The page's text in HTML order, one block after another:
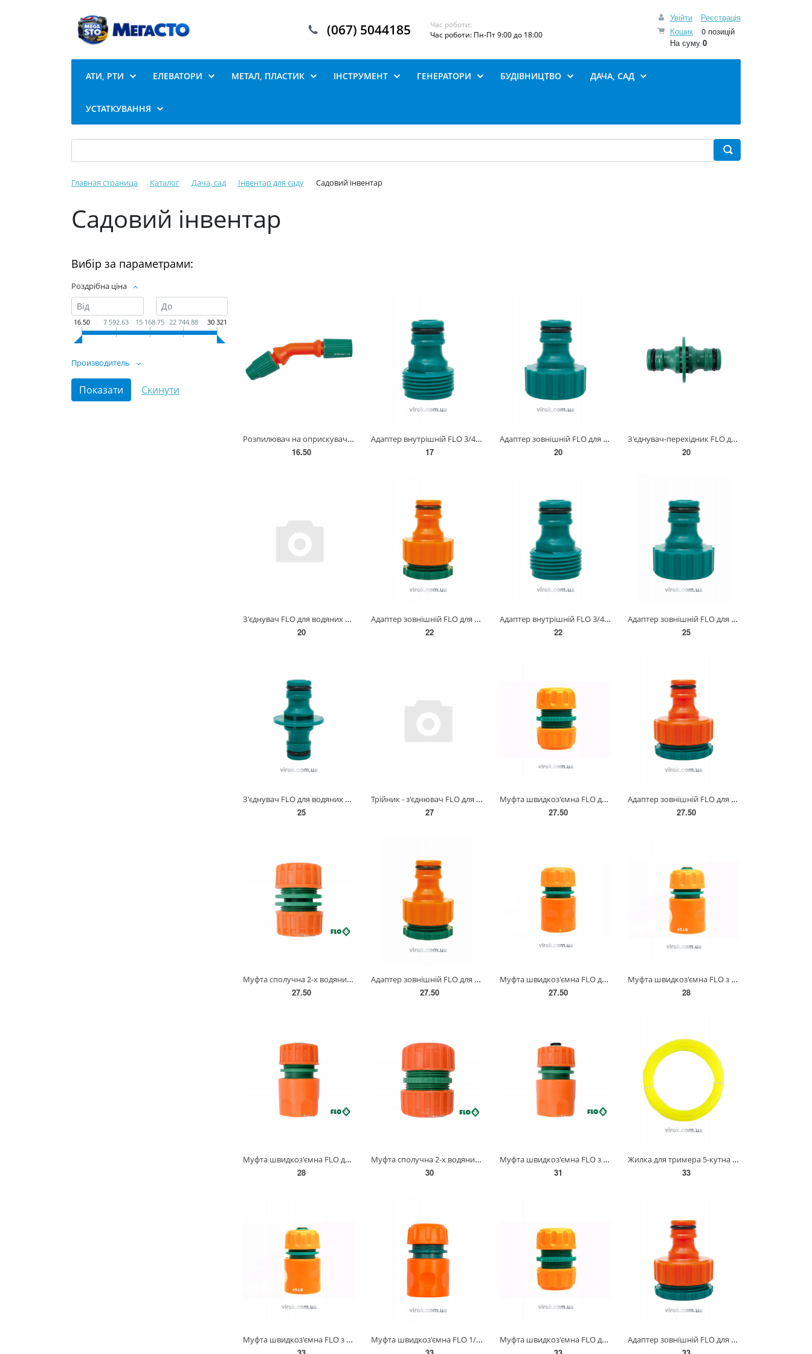
Увійти
Реєстрація
Кошик
0 позицій
На суму 0
(067) 5044185
Час роботи:
Час роботи: Пн-Пт 9:00 до 18:00
АТИ, РТИ ЕЛЕВАТОРИ МЕТАЛ, ПЛАСТИК ІНСТРУМЕНТ ГЕНЕРАТОРИ БУДІВНИЦТВО ДАЧА, САД
УСТАТКУВАННЯ
Главная страница Каталог Дача, сад Інвентар для саду Садовий інвентар
Садовий інвентар
Вибір за параметрами:
Роздрібна ціна
16.50 7 592.63 15 168.75 22 744.88 30 321
Производитель
Розпилювач на оприскувачі FLO 89515, 89518, 89520 [300] 89537
16.50
Адаптер внутрішній FLO 3/4" /ABS/ [250] 89239
17
Адаптер зовнішній FLO для крана 3/4" /ABS/ [250] 89235
20
З'єднувач-перехідник FLO для водяних шлангів 1/2"- 1/2" [30/240] 89020
20
З'єднувач FLO для водяних шлангів 1/2" [125/500] 89245
20
Адаптер зовнішній FLO для крана 3/4"-1/2" /ABS/ [250] 89241
22
Адаптер внутрішній FLO 3/4" /ABS/ (БЛІСТЕР) [24/288] 89240
22
Адаптер зовнішній FLO для крана 3/4" /ABS/ (БЛІСТЕР) [24/288] 89236
25
З'єднувач FLO для водяних шлангів 1/2" (БЛІСТЕР) [24/288] 89246
25
Трійник - з'єднювач FLO для шланга /ABS/ [125] 89243
27
Муфта швидкоз'ємна FLO для водяного шланга 1/2" / ABS/ [150/600] 89229
27.50
Адаптер зовнішній FLO для крана 3/4"-1" /ABS/ [100] 89251
27.50
Муфта сполучна 2-х водяних шлангів 1/2" FLO пластикова [30/240] 89007
27.50
Адаптер зовнішній FLO для крана 3/4"-1/2" /ABS/ (БЛІСТЕР) [24/288] 89242
27.50
Муфта швидкоз'ємна FLO для водяного шланга 1/2" з фіксатором [150/600] 89221
27.50
Муфта швидкоз'ємна FLO з водо-стопом для водяного шланга 1/2" / ABS/ [150/600] 89225
28
Муфта швидкоз'ємна FLO для водяного шланга 1/2" [30/240] 89001
28
Муфта сполучна 2-х водяних шлангів 3/4" FLO пластикова [30] 89008
30
Муфта швидкоз'ємна FLO з водо-стопом для водяного шланга 1/2" [30/240] 89003
31
Жилка для тримера 5-кутна FLO : Ø= 1,3 мм, l= 15 м [24/288] 89421
33
Муфта швидкоз'ємна FLO з водо-стопом для водяного шланга 1/2" (БЛІСТЕР) [24/288] 89226
Муфта швидкоз'ємна FLO 1/2", з фіксатором для водяного шланга (БЛІСТЕР) [24/288] 89222
Муфта швидкоз'ємна FLO для водяного шланга 1/2" / ABS/ (БЛІСТЕР) [24/288] 89230
Адаптер зовнішній FLO для крана 3/4"-1" /ABS/ (БЛІСТЕР) [24/288] 89252